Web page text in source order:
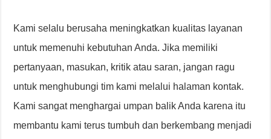
Kami selalu berusaha meningkatkan kualitas layanan
untuk memenuhi kebutuhan Anda. Jika memiliki
pertanyaan, masukan, kritik atau saran, jangan ragu
untuk menghubungi tim kami melalui halaman kontak.
Kami sangat menghargai umpan balik Anda karena itu
membantu kami terus tumbuh dan berkembang menjadi